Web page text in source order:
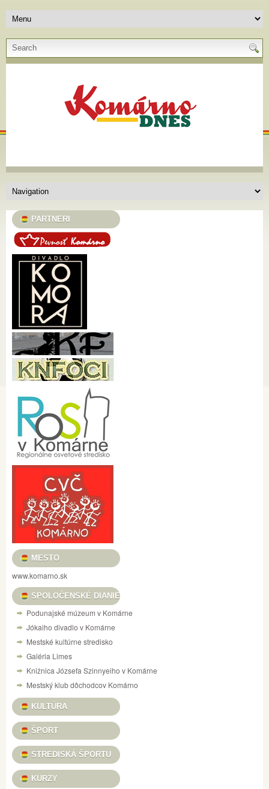
PARTNERI
MESTO
www.komarno.sk
SPOLOČENSKÉ DIANIE
Podunajské múzeum v Komárne
Jókaiho divadlo v Komárne
Mestské kultúrne stredisko
Galéria Limes
Knižnica Józsefa Szinnyeiho v Komárne
Mestský klub dôchodcov Komárno
KULTÚRA
ŠPORT
STREDISKÁ ŠPORTU
KURZY